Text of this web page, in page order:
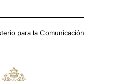
para la Comunicación